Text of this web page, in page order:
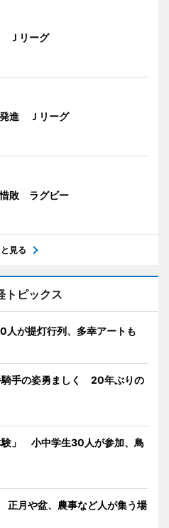
Ｊリーグ
進 Ｊリーグ
惜敗 ラグビー
見る
トピックス
が提灯行列、多幸アートも
騎手の姿勇ましく 20年ぶりの
験」 小中学生30人が参加、鳥
正月や盆、農事など人が集う場